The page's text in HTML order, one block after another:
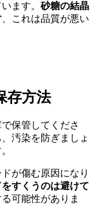
ます。 砂糖の結晶
、これは品質が悪い
存方法
保管してくださ
、汚染を防ぎましょ
が傷む原因になり
すくうのは避けて
可能性がありま